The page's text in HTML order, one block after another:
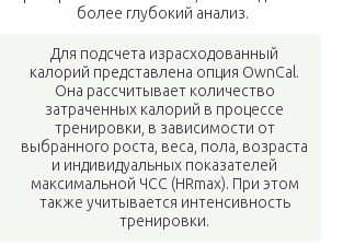
более глубокий анализ.
Для подсчета израсходованный
калорий представлена опция OwnCal.
Она рассчитывает количество
затраченных калорий в процессе
тренировки, в зависимости от
выбранного роста, веса, пола, возраста
и индивидуальных показателей
максимальной ЧСС (HRmax). При этом
также учитывается интенсивность
тренировки.